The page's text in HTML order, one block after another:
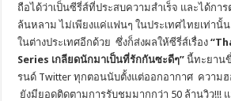
ถือได้ว่าเป็นซีรี่ส์ที่ประสบความสำเร็จ และได้กา
ล้นหลาม ไม่เพียงแค่แฟนๆ ในประเทศไทยเท่านั้
ในต่างประเทศอีกด้วย ซึ่งก็ส่งผลให้ซีรี่ส์เรื่อง“
Series เกลียดนักมาเป็นที่รักกันซะดีๆ”นี้ทะยาน
รนด์ Twitterทุกตอนนับตั้งแต่ออกอากาศ ความ
ยังมียอดติดตามการรับชมมากกว่า 50 ล้านวิว!!!